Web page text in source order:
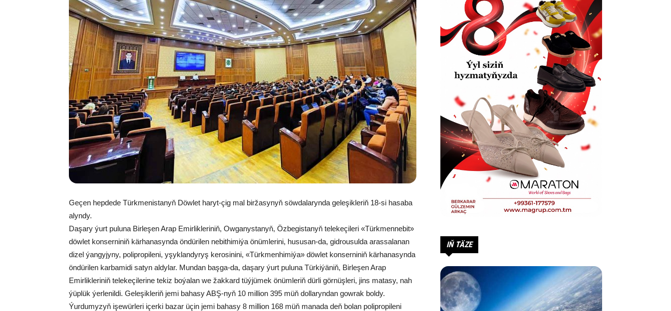
Geçen hepdede Türkmenistanyň Döwlet haryt-çig mal biržasynyň söwdalarynda geleşikleriň 18-si hasaba
alyndy.
Daşary ýurt puluna Birleşen Arap Emirlikleriniň, Owganystanyň, Özbegistanyň telekeçileri «Türkmennebit»
döwlet konserniniň kärhanasynda öndürilen nebithimiýa önümlerini, hususan-da, gidrousulda arassalanan
dizel ýangyjyny, polipropileni, yşyklandyryş kerosinini, «Türkmenhimiýa» döwlet konserniniň kärhanasynda
öndürilen karbamidi satyn aldylar. Mundan başga-da, daşary ýurt puluna Türkiýäniň, Birleşen Arap
Emirlikleriniň telekeçilerine tekiz boýalan we žakkard tüýjümek önümleriň dürli görnüşleri, jins matasy, nah
ýüplük ýerlenildi. Geleşikleriň jemi bahasy ABŞ-nyň 10 million 395 müň dollaryndan gowrak boldy.
Ýurdumyzyň işewürleri içerki bazar üçin jemi bahasy 8 million 168 müň manada deň bolan polipropileni
IŇ TÄZE